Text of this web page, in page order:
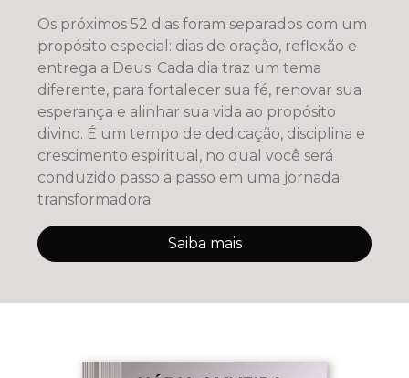
Os próximos 52 dias foram separados com um
propósito especial: dias de oração, reflexão e
entrega a Deus. Cada dia traz um tema
diferente, para fortalecer sua fé, renovar sua
esperança e alinhar sua vida ao propósito
divino. É um tempo de dedicação, disciplina e
crescimento espiritual, no qual você será
conduzido passo a passo em uma jornada
transformadora.
Saiba mais